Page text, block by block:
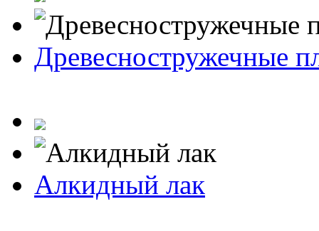
Древесностружечные
Алкидный лак